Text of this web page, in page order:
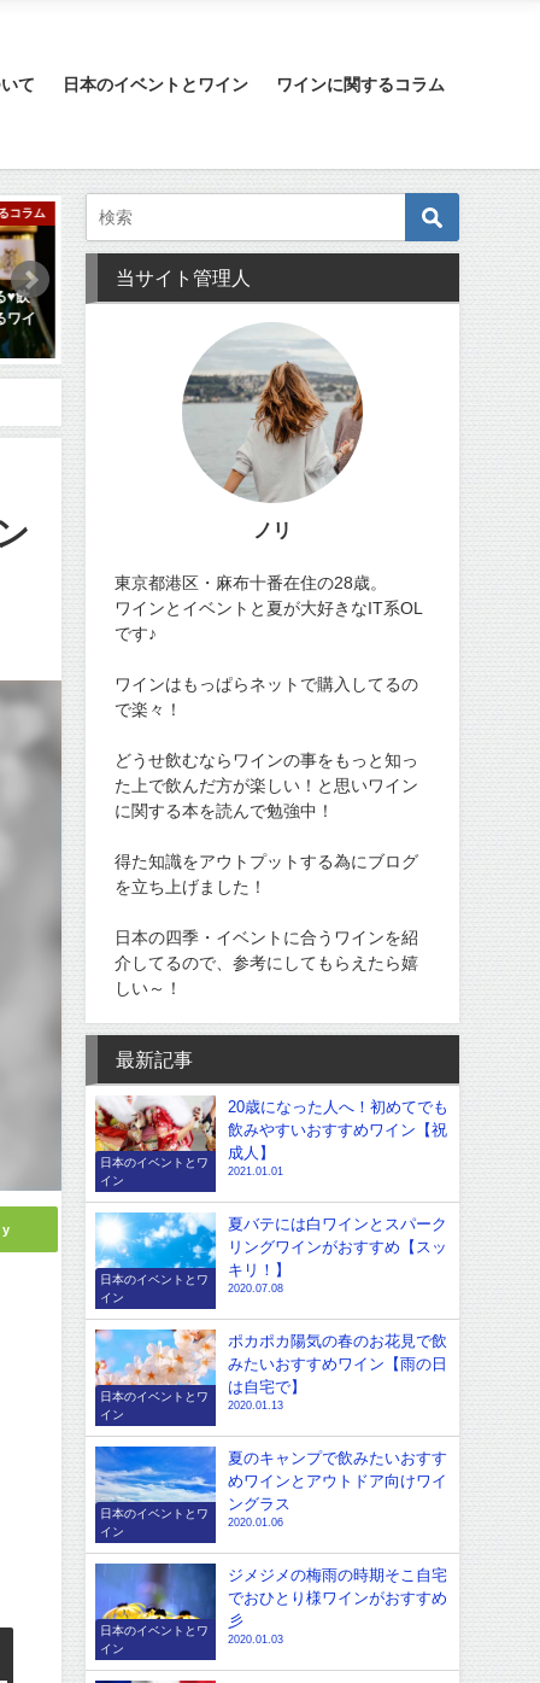
て 日本のイベントとワイン ワインに関するコラム
ワインに関するコラム
【少人数向けハーフボトル】1本
は飲み干せないけどワインが飲み
たい！
日本のイベントとワイン
ポカポカ陽気の春のお花見で飲み
宅で】
2020年1月13日
当サイト管理人
ノリ
東京都港区・麻布十番在住の28歳。
ワインとイベントと夏が大好きなIT系OL
です♪
ワインはもっぱらネットで購入してるの
で楽々！
どうせ飲むならワインの事をもっと知っ
た上で飲んだ方が楽しい！と思いワイン
に関する本を読んで勉強中！
得た知識をアウトプットする為にブログ
を立ち上げました！
日本の四季・イベントに合うワインを紹
介してるので、参考にしてもらえたら嬉
しい～！
最新記事
日本のイベントとワ
イン
20歳になった人へ！初めてでも
飲みやすいおすすめワイン【祝
成人】
2021.01.01
日本のイベントとワ
イン
夏バテには白ワインとスパーク
リングワインがおすすめ【スッ
キリ！】
2020.07.08
日本のイベントとワ
イン
ポカポカ陽気の春のお花見で飲
みたいおすすめワイン【雨の日
は自宅で】
2020.01.13
日本のイベントとワ
イン
夏のキャンプで飲みたいおすす
めワインとアウトドア向けワイ
ングラス
2020.01.06
日本のイベントとワ
イン
ジメジメの梅雨の時期そこ自宅
でおひとり様ワインがおすすめ
彡
2020.01.03